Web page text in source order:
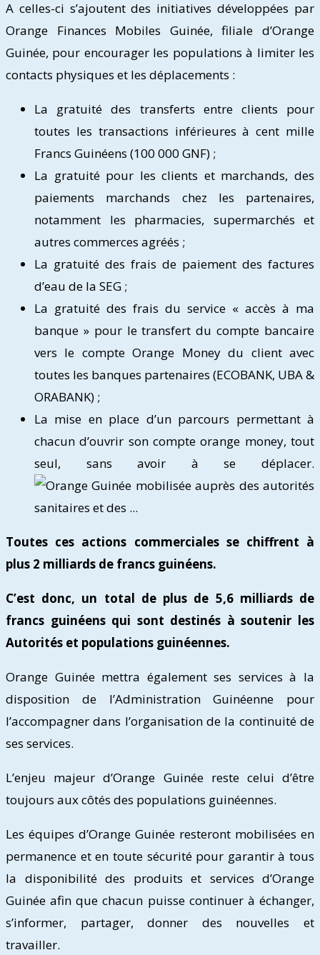
A celles-ci s’ajoutent des initiatives développées par
Orange Finances Mobiles Guinée, filiale d’Orange
Guinée, pour encourager les populations à limiter les
contacts physiques et les déplacements :
La gratuité des transferts entre clients pour
toutes les transactions inférieures à cent mille
Francs Guinéens (100 000 GNF) ;
La gratuité pour les clients et marchands, des
paiements marchands chez les partenaires,
notamment les pharmacies, supermarchés et
autres commerces agréés ;
La gratuité des frais de paiement des factures
d’eau de la SEG ;
La gratuité des frais du service « accès à ma
banque » pour le transfert du compte bancaire
vers le compte Orange Money du client avec
toutes les banques partenaires (ECOBANK, UBA &
ORABANK) ;
La mise en place d’un parcours permettant à
chacun d’ouvrir son compte orange money, tout
seul, sans avoir à se déplacer.
Toutes ces actions commerciales se chiffrent à
plus 2 milliards de francs guinéens.
C’est donc, un total de plus de 5,6 milliards de
francs guinéens qui sont destinés à soutenir les
Autorités et populations guinéennes.
Orange Guinée mettra également ses services à la
disposition de l’Administration Guinéenne pour
l’accompagner dans l’organisation de la continuité de
ses services.
L’enjeu majeur d’Orange Guinée reste celui d’être
toujours aux côtés des populations guinéennes.
Les équipes d’Orange Guinée resteront mobilisées en
permanence et en toute sécurité pour garantir à tous
la disponibilité des produits et services d’Orange
Guinée afin que chacun puisse continuer à échanger,
s’informer, partager, donner des nouvelles et
travailler.